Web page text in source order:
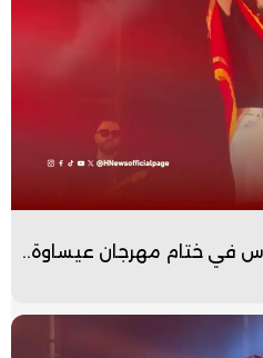
في ختام مهرجان عيساوة..